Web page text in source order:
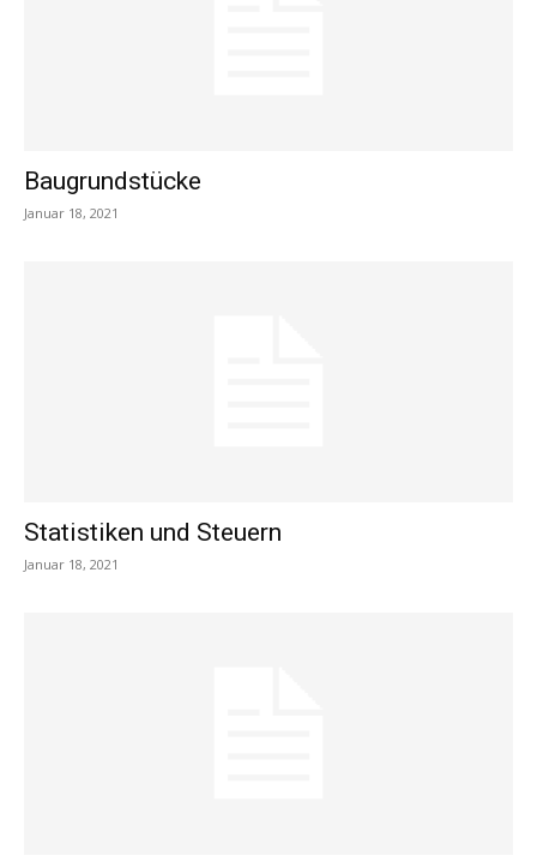
Baugrundstücke
Januar 18, 2021
Statistiken und Steuern
Januar 18, 2021